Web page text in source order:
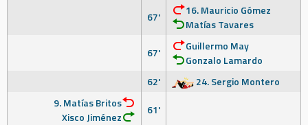
67'
16. Mauricio Gómez
Matías Tavares
67'
Guillermo May
Gonzalo Lamardo
62'
24. Sergio Montero
9. Matías Britos
Xisco Jiménez
61'